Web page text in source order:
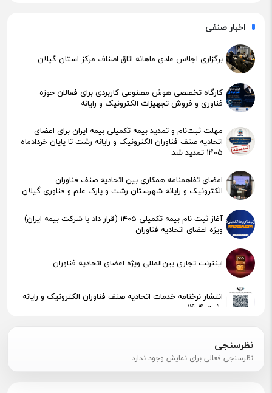
اخبار صنفی
برگزاری اجلاس عادی ماهانه اتاق اصناف مرکز استان گیلان
کارگاه تخصصی هوش مصنوعی کاربردی برای فعالان حوزه
فناوری و فروش تجهیزات الکترونیک و رایانه
مهلت ثبت‌نام و تمدید بیمه تکمیلی بیمه ایران برای اعضای
اتحادیه صنف فناوران الکترونیک و رایانه رشت تا پایان خردادماه
۱۴۰۵ تمدید شد.
امضای تفاهمنامه همکاری بین اتحادیه صنف فناوران
الکترونیک و رایانه شهرستان رشت و پارک علم و فناوری گیلان
آغاز ثبت نام بیمه تکمیلی ۱۴۰۵ (قرار داد با شرکت بیمه ایران)
ویژه اعضای اتحادیه فناوران
اینترنت تجاری بین‌المللی ویژه اعضای اتحادیه فناوران
انتشار نرخنامه خدمات اتحادیه صنف فناوران الکترونیک و رایانه
رشت 1404
نظرسنجی
نظرسنجی فعالی برای نمایش وجود ندارد.